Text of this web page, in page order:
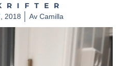
2018 AvCamilla